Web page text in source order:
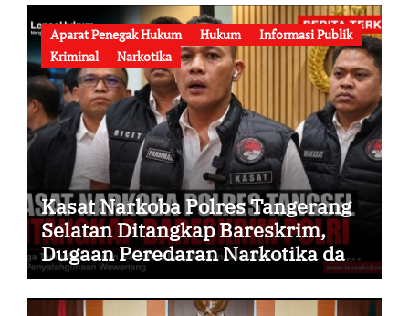
Aparat Penegak Hukum Hukum
Informasi Publik
Kriminal
Narkotika
Kasat Narkoba Polres Tangerang
Selatan Ditangkap Bareskrim,
Dugaan Peredaran Narkotika dan
Penyalahgunaan Wewenang
Guncang Institusi Polri